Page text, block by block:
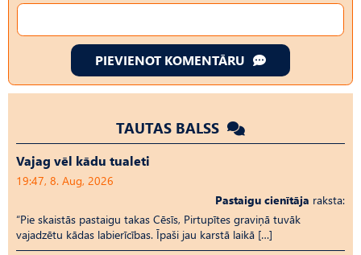
PIEVIENOT KOMENTĀRU
TAUTAS BALSS
Vajag vēl kādu tualeti
19:47, 8. Aug, 2026
Pastaigu cienītāja raksta:
“Pie skaistās pastaigu takas Cēsīs, Pirtupītes graviņā tuvāk
vajadzētu kādas labierīcības. Īpaši jau karstā laikā […]